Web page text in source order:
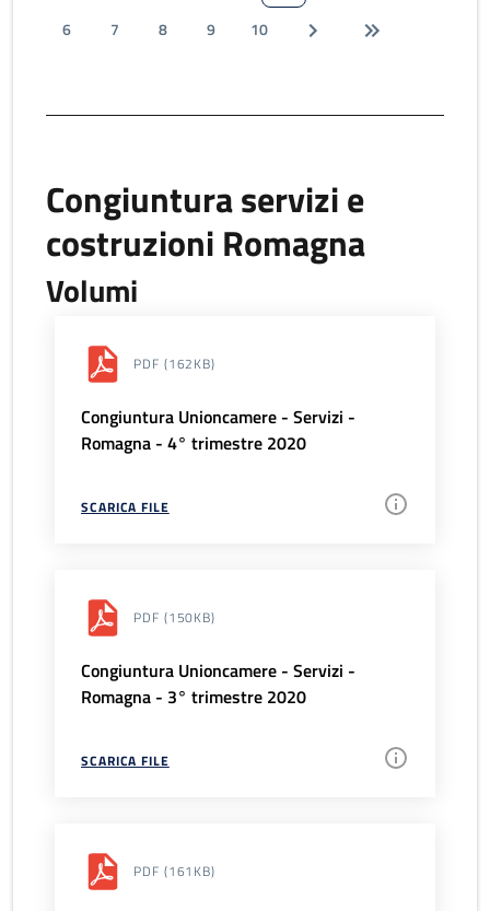
6
7 8 9 10
Congiuntura servizi e
costruzioni Romagna
Volumi
PDF (162KB)
Congiuntura Unioncamere - Servizi -
Romagna - 4° trimestre 2020
SCARICA FILE
PDF (150KB)
Congiuntura Unioncamere - Servizi -
Romagna - 3° trimestre 2020
SCARICA FILE
PDF (161KB)